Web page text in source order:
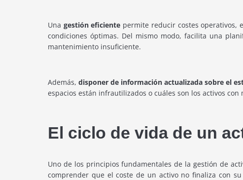
Una gestión eficiente permite reducir costes operativos,
condiciones óptimas. Del mismo modo, facilita una
mantenimiento insuficiente.
Además, disponer de información actualizada sobre el
espacios están infrautilizados o cuáles son los activos
El ciclo de vida de un
Uno de los principios fundamentales de la gestión de
comprender que el coste de un activo no finaliza con